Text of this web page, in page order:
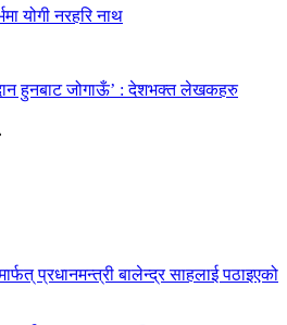
योगी नरहरि नाथ
हुनबाट जोगाऊँ’ : देशभक्त लेखकहरु